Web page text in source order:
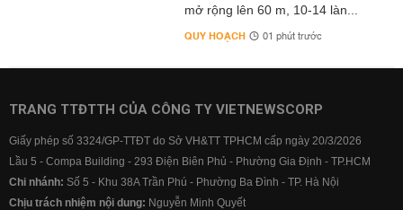
mở rộng lên 60 m, 10-14 làn...
QUY HOẠCH 01 phút trước
TRANG TTĐTTH CỦA CÔNG TY VIETNEWSCORP
Giấy phép số 3324/GP-TTĐT do Sở VH&TT TPHCM cấp ngày 20/3/2026
Lầu 5 - Compa Building - 293 Điện Biên Phủ - Phường Gia Định - TP.HCM
Chi nhánh: Số 5 - Khu 38A Trần Phú - Phường Ba Đình - TP. Hà Nội
Chịu trách nhiệm nội dung: Nguyễn Minh Quyết